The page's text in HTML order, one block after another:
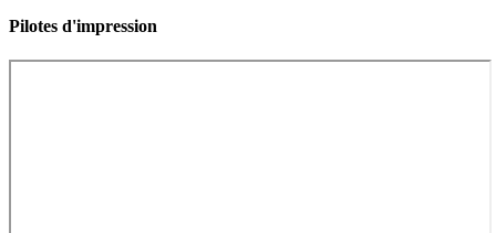
Pilotes d'impression